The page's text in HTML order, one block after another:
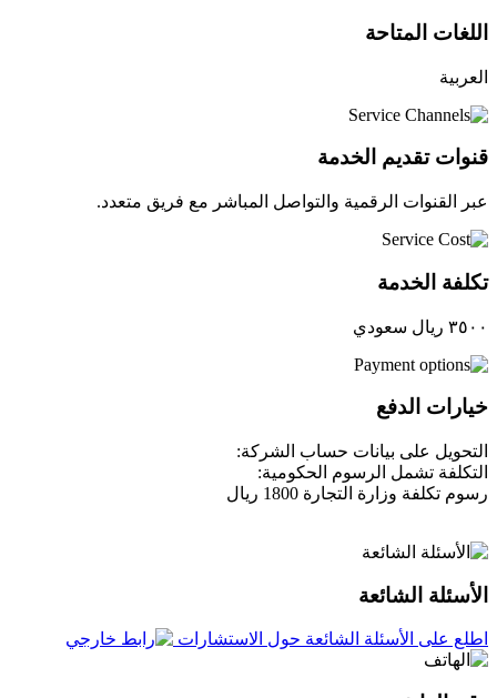
اللغات المتاحة
العربية
قنوات تقديم الخدمة
عبر القنوات الرقمية والتواصل المباشر مع فريق متعدد.
تكلفة الخدمة
٣٥٠٠ ريال سعودي
خيارات الدفع
التحويل على بيانات حساب الشركة:
التكلفة تشمل الرسوم الحكومية:
رسوم تكلفة وزارة التجارة 1800 ريال
الأسئلة الشائعة
اطلع على الأسئلة الشائعة حول الاستشارات